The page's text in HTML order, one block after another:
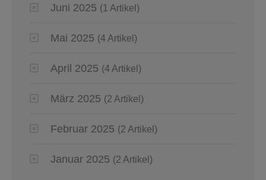
Juni 2025 (1 Artikel)
Mai 2025 (4 Artikel)
April 2025 (4 Artikel)
März 2025 (2 Artikel)
Februar 2025 (2 Artikel)
Januar 2025 (2 Artikel)